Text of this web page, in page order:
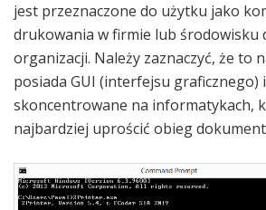
jest przeznaczone do użytku jako
drukowania w firmie lub środowisku
organizacji. Należy zaznaczyć, że to
posiada GUI (interfejsu graficznego)
skoncentrowane na informatykach,
najbardziej uprościć obieg